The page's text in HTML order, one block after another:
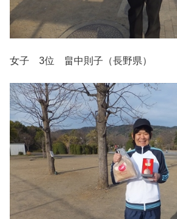
女子 3位 畠中則子（長野県）